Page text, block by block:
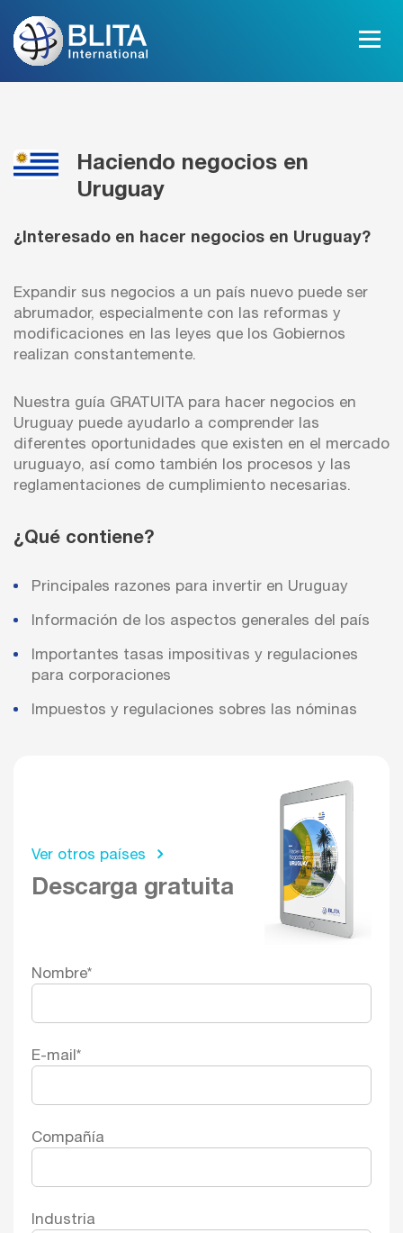
Haciendo negocios en
Uruguay
¿Interesado en hacer negocios en Uruguay?
Expandir sus negocios a un país nuevo puede ser
abrumador, especialmente con las reformas y
modificaciones en las leyes que los Gobiernos
realizan constantemente.
Nuestra guía GRATUITA para hacer negocios en
Uruguay puede ayudarlo a comprender las
diferentes oportunidades que existen en el mercado
uruguayo, así como también los procesos y las
reglamentaciones de cumplimiento necesarias.
¿Qué contiene?
Principales razones para invertir en Uruguay
Información de los aspectos generales del país
Importantes tasas impositivas y regulaciones
para corporaciones
Impuestos y regulaciones sobres las nóminas
Ver otros países
Descarga gratuita
Nombre*
E-mail *
Compañía
Industria